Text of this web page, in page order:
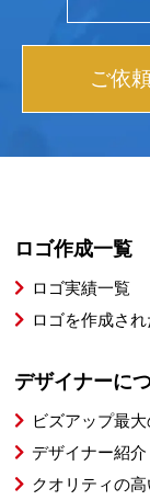
ご依
ロゴ作成一覧
ロゴ実績一覧
ロゴを作成さ
デザイナーに
ビズアップ最
デザイナー紹介
クオリティの